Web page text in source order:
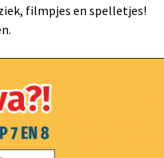
filmpjes en spelletjes!